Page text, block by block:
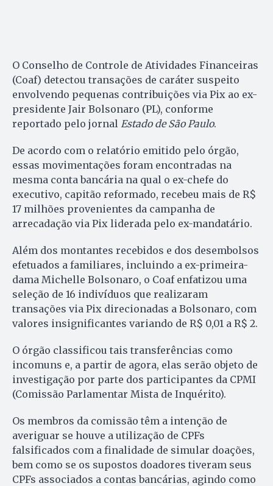
O Conselho de Controle de Atividades Financeiras
(Coaf) detectou transações de caráter suspeito
envolvendo pequenas contribuições via Pix ao ex-
presidente Jair Bolsonaro (PL), conforme
reportado pelo jornal Estado de São Paulo.
De acordo com o relatório emitido pelo órgão,
essas movimentações foram encontradas na
mesma conta bancária na qual o ex-chefe do
executivo, capitão reformado, recebeu mais de R$
17 milhões provenientes da campanha de
arrecadação via Pix liderada pelo ex-mandatário.
Além dos montantes recebidos e dos desembolsos
efetuados a familiares, incluindo a ex-primeira-
dama Michelle Bolsonaro, o Coaf enfatizou uma
seleção de 16 indivíduos que realizaram
transações via Pix direcionadas a Bolsonaro, com
valores insignificantes variando de R$ 0,01 a R$ 2.
O órgão classificou tais transferências como
incomuns e, a partir de agora, elas serão objeto de
investigação por parte dos participantes da CPMI
(Comissão Parlamentar Mista de Inquérito).
Os membros da comissão têm a intenção de
averiguar se houve a utilização de CPFs
falsificados com a finalidade de simular doações,
bem como se os supostos doadores tiveram seus
CPFs associados a contas bancárias, agindo como